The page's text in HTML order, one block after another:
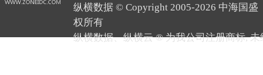
纵横数据 © Copyright 2005-2026 中海国
权所有
纵横数据、纵横云 ® 为我公司注册商标, 未